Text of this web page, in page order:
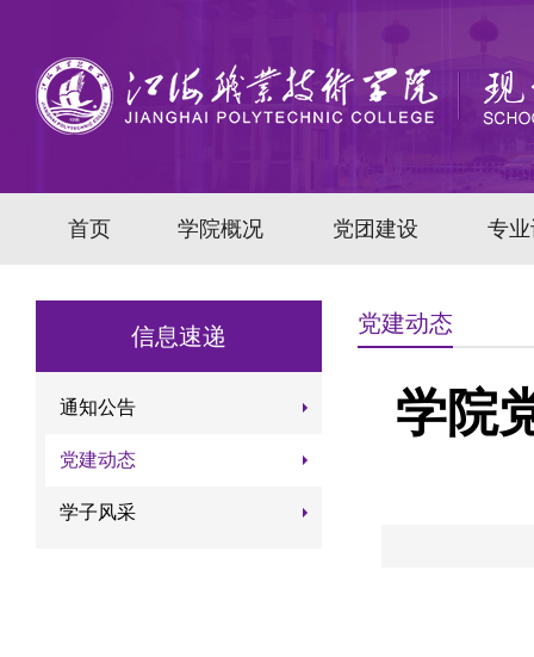
首页 学院概况 党团建设 专
信息速递
通知公告
党建动态
学子风采
党建动态
学院